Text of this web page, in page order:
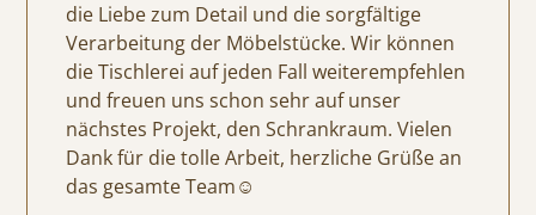
die Liebe zum Detail und die sorgfältige
Verarbeitung der Möbelstücke. Wir können
die Tischlerei auf jeden Fall weiterempfehlen
und freuen uns schon sehr auf unser
nächstes Projekt, den Schrankraum. Vielen
Dank für die tolle Arbeit, herzliche Grüße an
das gesamte Team☺️